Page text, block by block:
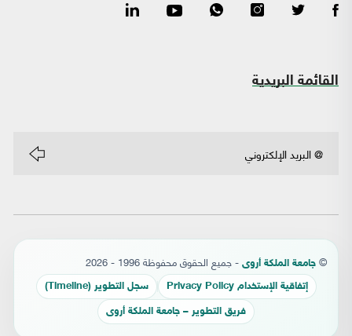
القائمة البريدية
© جامعة الملكة أروى - جميع الحقوق محفوظة 1996 - 2026
إتفاقية الإستخدام Privacy Policy سجل التطوير (Timeline)
فريق التطوير – جامعة الملكة أروى